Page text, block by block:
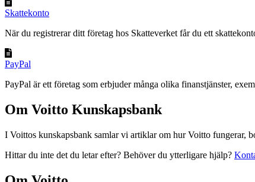
Skattekonto
När du registrerar ditt företag hos Skatteverket får du ett
PayPal
PayPal är ett företag som erbjuder många olika finanstjänster,
Om Voitto Kunskapsbank
I Voittos kunskapsbank samlar vi artiklar om hur Voitto
Hittar du inte det du letar efter? Behöver du ytterligare hjälp?